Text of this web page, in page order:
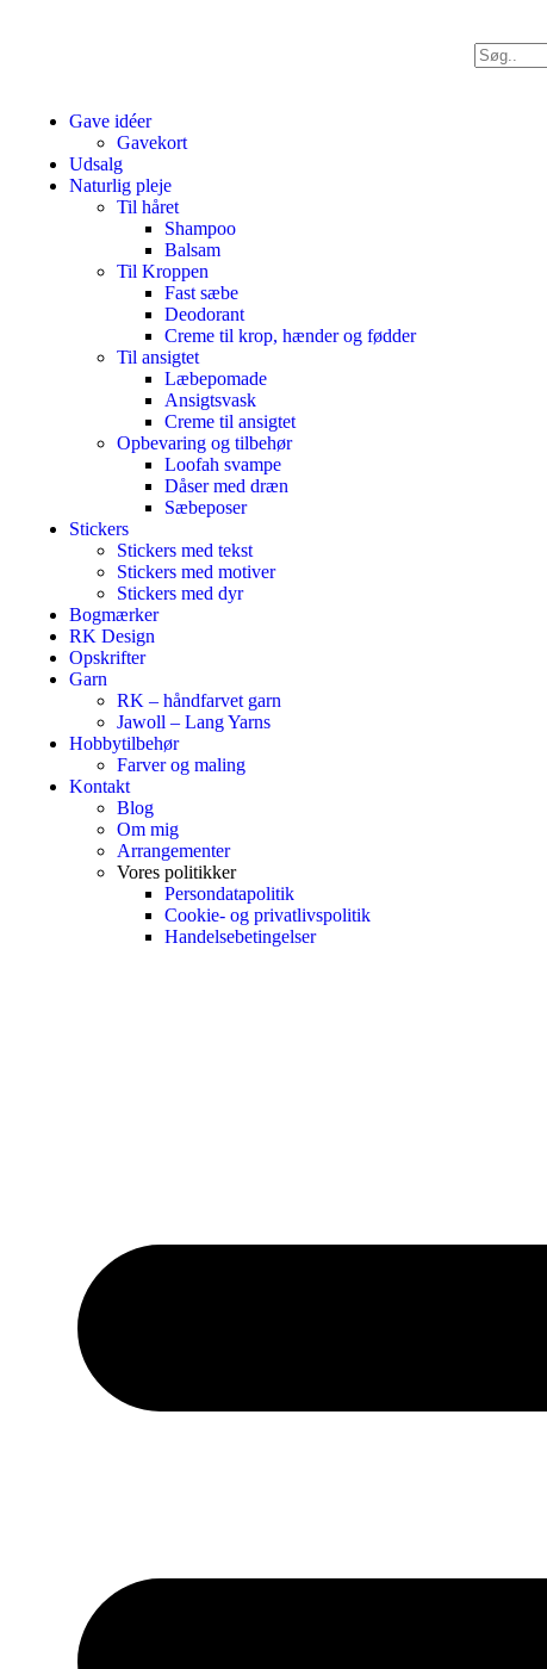
Gave idéer
Gavekort
Udsalg
Naturlig pleje
Til håret
Shampoo
Balsam
Til Kroppen
Fast sæbe
Deodorant
Creme til krop, hænder og fødder
Til ansigtet
Læbepomade
Ansigtsvask
Creme til ansigtet
Opbevaring og tilbehør
Loofah svampe
Dåser med dræn
Sæbeposer
Stickers
Stickers med tekst
Stickers med motiver
Stickers med dyr
Bogmærker
RK Design
Opskrifter
Garn
RK – håndfarvet garn
Jawoll – Lang Yarns
Hobbytilbehør
Farver og maling
Kontakt
Blog
Om mig
Arrangementer
Vores politikker
Persondatapolitik
Cookie- og privatlivspolitik
Handelsebetingelser